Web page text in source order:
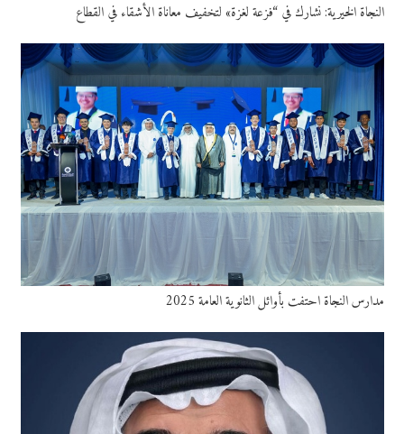
النجاة الخيرية: نشارك في “فزعة لغزة» لتخفيف معاناة الأشقاء في القطاع
مدارس النجاة احتفت بأوائل الثانوية العامة 2025